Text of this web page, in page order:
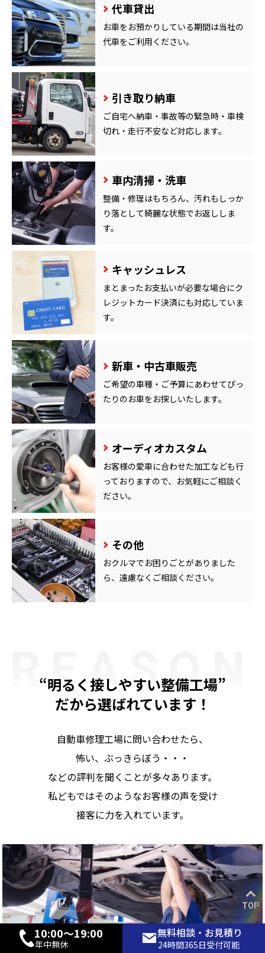
代車貸出
お車をお預かりしている期間は当社の
代車をご利用ください。
引き取り納車
ご自宅へ納車・事故等の緊急時・車検
切れ・走行不安など対応します。
車内清掃・洗車
整備・修理はもちろん、汚れもしっか
り落として綺麗な状態でお返ししま
す。
キャッシュレス
まとまったお支払いが必要な場合にク
レジットカード決済にも対応していま
す。
新車・中古車販売
ご希望の車種・ご予算にあわせてぴっ
たりのお車をお探しいたします。
オーディオカスタム
お客様の愛車に合わせた加工なども行
っておりますので、お気軽にご相談く
ださい。
その他
おクルマでお困りごとがありました
ら、遠慮なくご相談ください。
“明るく接しやすい整備工場”
だから選ばれています！
REASON
自動車修理工場に問い合わせたら、
怖い、ぶっきらぼう・・・
などの評判を聞くことが多々あります。
私どもではそのようなお客様の声を受け
接客に力を入れています。
10:00〜19:00
年中無休
無料相談・お見積り
24時間365日受付可能
TOP